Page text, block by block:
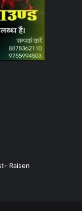
Raisen